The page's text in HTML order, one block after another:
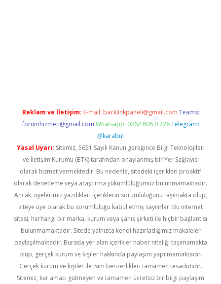
Reklam ve İletişim: E-mail: backlinkpaneli@gmail.com Teams:
forumhizmeti@gmail.com Whatsapp: 0262 606 0 726 Telegram:
@karabul
Yasal Uyarı: Sitemiz, 5651 Sayılı Kanun gereğince Bilgi Teknolojileri
ve İletişim Kurumu (BTK) tarafından onaylanmış bir Yer Sağlayıcı
olarak hizmet vermektedir. Bu nedenle, sitedeki içerikleri proaktif
olarak denetleme veya araştırma yükümlülüğümüz bulunmamaktadır.
Ancak, üyelerimiz yazdıkları içeriklerin sorumluluğunu taşımakta olup,
siteye üye olarak bu sorumluluğu kabul etmiş sayılırlar. Bu internet
sitesi, herhangi bir marka, kurum veya şahıs şirketi ile hiçbir bağlantısı
bulunmamaktadır. Sitede yalnızca kendi hazırladığımız makaleler
paylaşılmaktadır. Burada yer alan içerikler haber niteliği taşımamakta
olup, gerçek kurum ve kişiler hakkında paylaşım yapılmamaktadır.
Gerçek kurum ve kişiler ile isim benzerlikleri tamamen tesadüfidir.
Sitemiz, kar amacı gütmeyen ve tamamen ücretsiz bir bilgi paylaşım